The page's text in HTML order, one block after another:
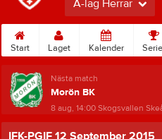
A-lag Herrar
Start Laget Kalender
Nästa match
Morön BK
8 aug, 14:00Skogsvallen
IFK-PGIF 12 September 2015